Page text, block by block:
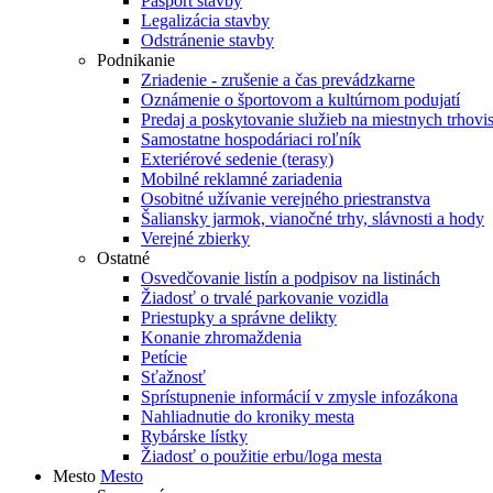
Legalizácia stavby
Odstránenie stavby
Podnikanie
Zriadenie - zrušenie a čas prevádzkarne
Oznámenie o športovom a kultúrnom podujatí
Predaj a poskytovanie služieb na miestnych
Samostatne hospodáriaci roľník
Exteriérové sedenie (terasy)
Mobilné reklamné zariadenia
Osobitné užívanie verejného priestranstva
Šaliansky jarmok, vianočné trhy, slávnosti a hody
Verejné zbierky
Ostatné
Osvedčovanie listín a podpisov na listinách
Žiadosť o trvalé parkovanie vozidla
Priestupky a správne delikty
Konanie zhromaždenia
Petície
Sťažnosť
Sprístupnenie informácií v zmysle infozákona
Nahliadnutie do kroniky mesta
Rybárske lístky
Žiadosť o použitie erbu/loga mesta
Mesto Mesto